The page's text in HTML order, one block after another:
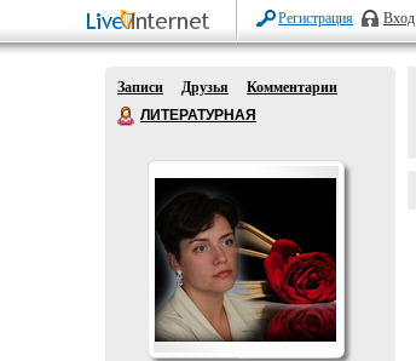
Регистрация Вход
Записи Друзья
Комментарии
ЛИТЕРАТУРНАЯ